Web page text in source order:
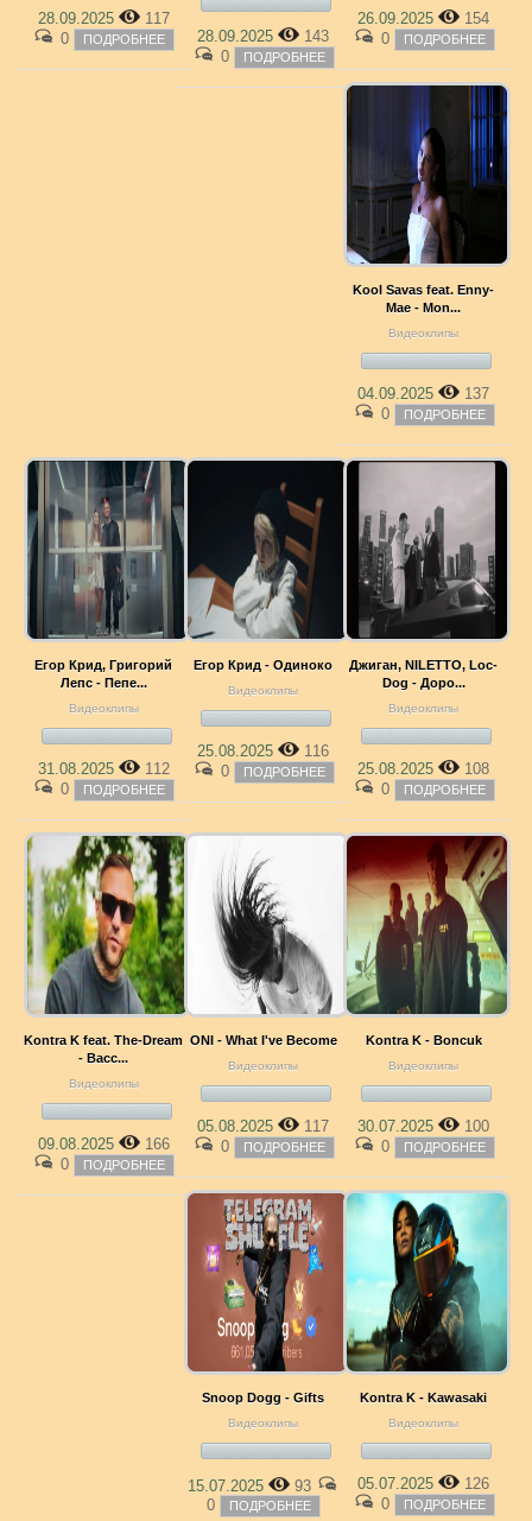
28.09.2025
117
0
ПОДРОБНЕЕ 28.09.2025
143
0
ПОДРОБНЕЕ
26.09.2025
154
0
ПОДРОБНЕЕ
Kool Savas feat. Enny-
Mae - Mon...
Видеоклипы
04.09.2025
137
0
ПОДРОБНЕЕ
Егор Крид, Григорий
Лепс - Пепе...
Видеоклипы
31.08.2025
112
0
ПОДРОБНЕЕ
Егор Крид - Одиноко
Видеоклипы
25.08.2025
116
0
ПОДРОБНЕЕ
Джиган, NILETTO, Loc-
Dog - Доро...
Видеоклипы
25.08.2025
108
0
ПОДРОБНЕЕ
Kontra K feat. The-Dream
- Bacc...
Видеоклипы
09.08.2025
166
0
ПОДРОБНЕЕ
ONI - What I've Become
Видеоклипы
05.08.2025
117
0
ПОДРОБНЕЕ
Kontra K - Boncuk
Видеоклипы
30.07.2025
100
0
ПОДРОБНЕЕ
Snoop Dogg - Gifts
Видеоклипы
15.07.2025
93
0
ПОДРОБНЕЕ
Kontra K - Kawasaki
Видеоклипы
05.07.2025
126
0
ПОДРОБНЕЕ